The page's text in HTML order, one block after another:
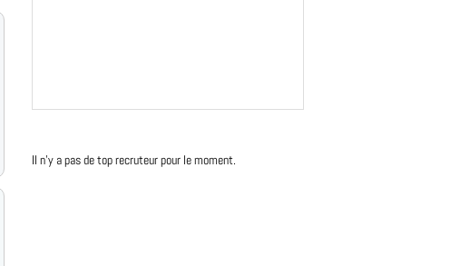
Il n'y a pas de top recruteur pour le moment.